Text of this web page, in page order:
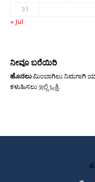
31
« Jul
ನೀವೂ ಬರೆಯಿರಿ
ಹೊನಲುಮಿಂಬಾಗಿಲು ನಿಮಗಾಗಿ
ಕಳುಹಿಸಲುಇಲ್ಲಿ ಒತ್ತಿ.